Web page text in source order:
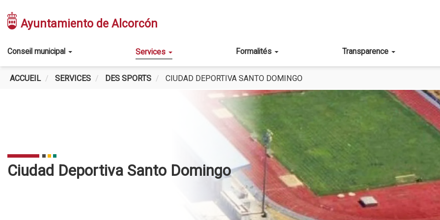
au
contenu
Ayuntamiento de Alcorcón
Main
navigation
Conseil municipal Services Formalités Transparence
ACCUEIL SERVICES DES SPORTS CIUDAD DEPORTIVA SANTO DOMINGO
Ciudad Deportiva Santo Domingo